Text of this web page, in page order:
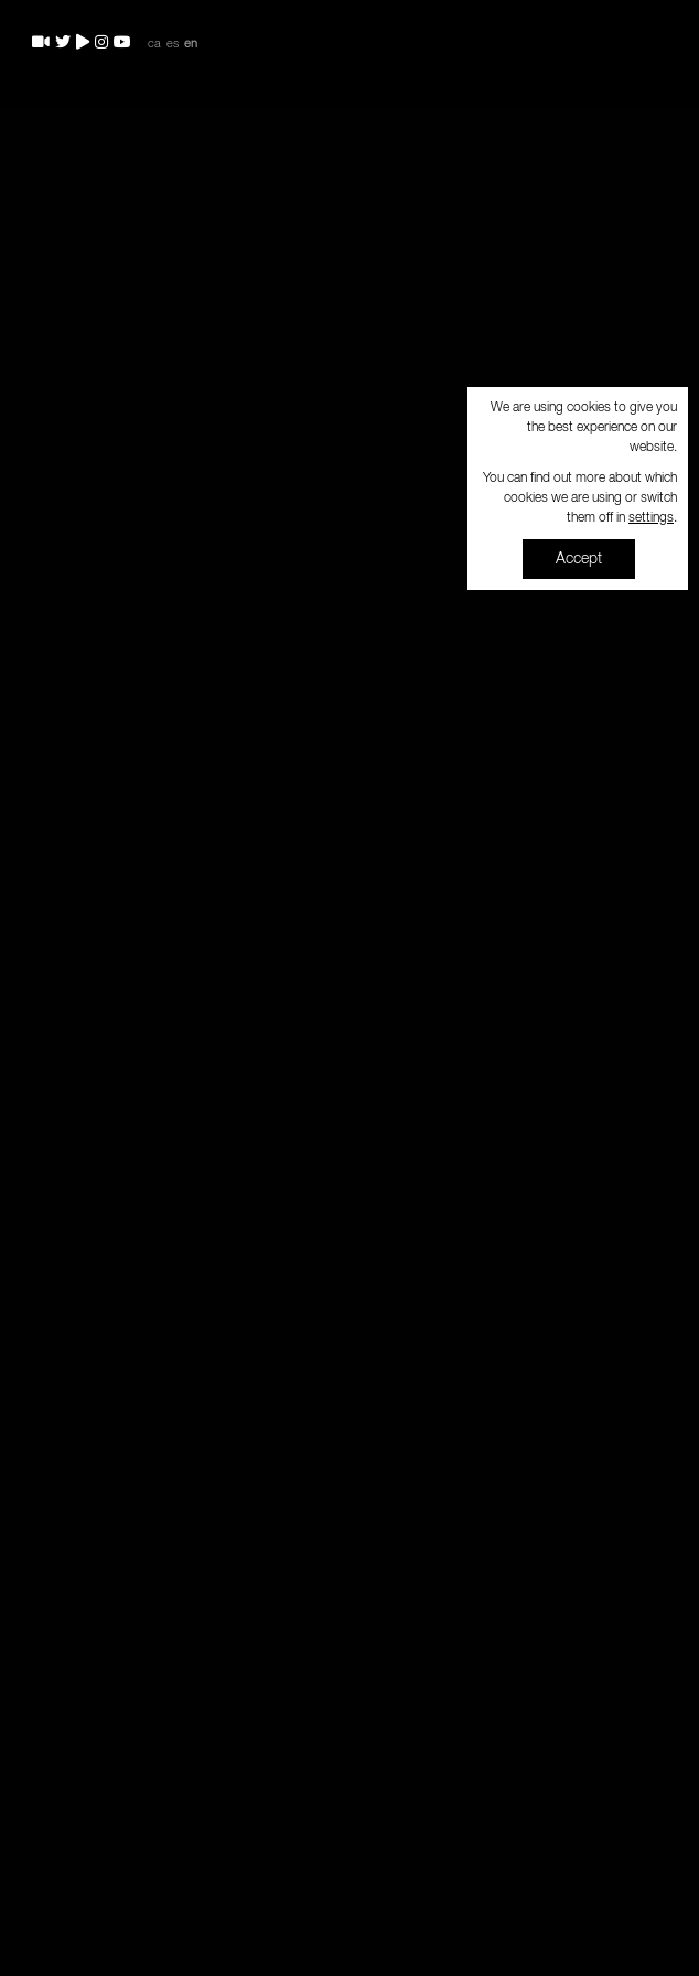
ca es en
We are using cookies to give you
the best experience on our
website.
You can find out more about which
cookies we are using or switch
them off in settings.
Accept